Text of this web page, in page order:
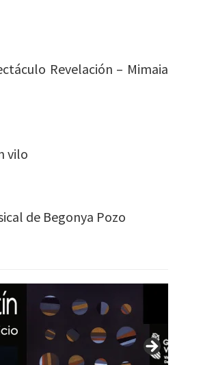
Revelación – Mimaia
vilo
de Begonya Pozo